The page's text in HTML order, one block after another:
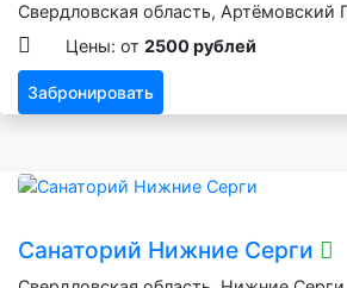
Свердловская область, Артёмовский
Цены: от 2500 рублей
Забронировать
Санаторий Нижние Серги